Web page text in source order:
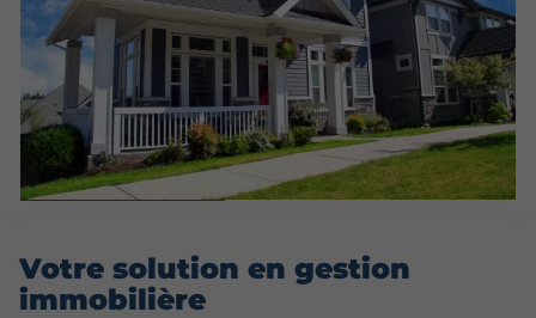
Votre solution en gestion
immobilière